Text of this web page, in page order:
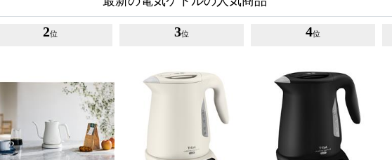
2位 3位 4位